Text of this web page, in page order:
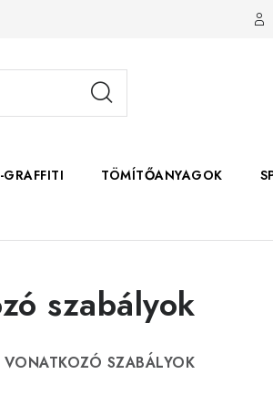
TÖMÍTŐANYAGOK
szabályok
SZABÁLYOK